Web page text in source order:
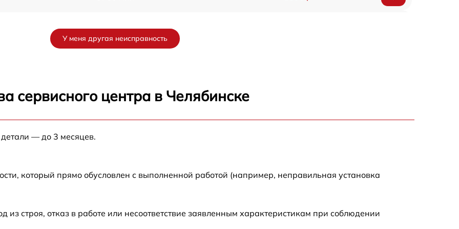
У меня другая неисправность
сервисного центра в Челябинске
— до 3 месяцев.
который прямо обусловлен с выполненной работой (например, неправильная установка
строя, отказ в работе или несоответствие заявленным характеристикам при соблюдении